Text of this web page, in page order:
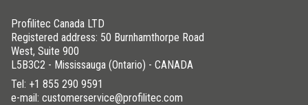
Profilitec Canada LTD
Registered address: 50 Burnhamthorpe Road
West, Suite 900
L5B3C2 - Mississauga (Ontario) - CANADA
Tel: +1 855 290 9591
e-mail: customerservice@profilitec.com